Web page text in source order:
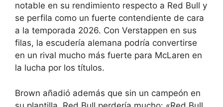
notable en su rendimiento respecto a Red Bull y
se perfila como un fuerte contendiente de cara
a la temporada 2026. Con Verstappen en sus
filas, la escudería alemana podría convertirse
en un rival mucho más fuerte para McLaren en
la lucha por los títulos.
Brown añadió además que sin un campeón en